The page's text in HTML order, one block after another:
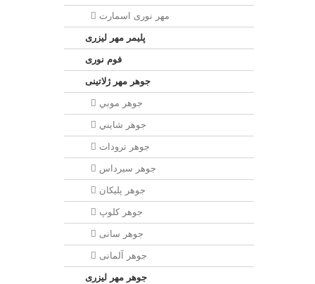
مهر نوری اسمارت
پلیمر مهر لیزری
فوم نوری
جوهر مهر ژلاتینی
جوهر موبي
جوهر شايني
جوهر ترودات
جوهر سيرداس
جوهر پلیکان
جوهر کلوپ
جوهر سانی
جوهر آلمانی
جوهر مهر لیزری